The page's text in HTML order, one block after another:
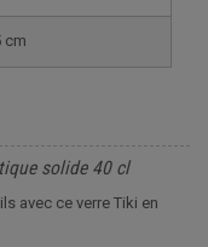
cm
solide 40 cl
avec ce verre Tiki en